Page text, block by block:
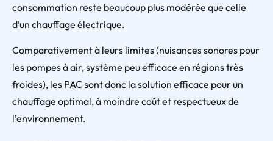
consommation reste beaucoup plus modérée que celle
d’un chauffage électrique.
Comparativement à leurs limites (nuisances sonores pour
les pompes à air, système peu efficace en régions très
froides), les PAC sont donc la solution efficace pour un
chauffage optimal, à moindre coût et respectueux de
l’environnement.